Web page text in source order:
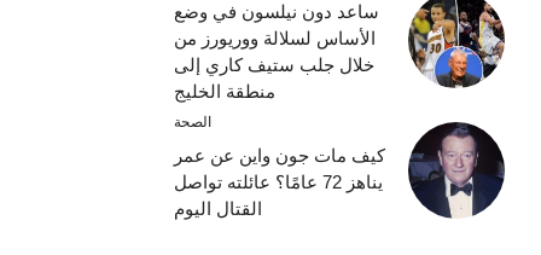
ساعد دون نيلسون في وضع
الأساس لسلالة ووريورز من
خلال جلب ستيف كاري إلى
منطقة الخليج
الصحة
كيف مات جون واين عن عمر
يناهز 72 عامًا؟ عائلته تواصل
القتال اليوم